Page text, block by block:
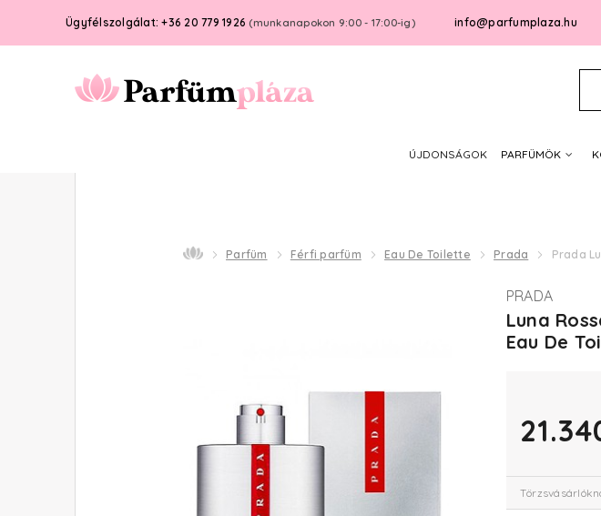
Ügyfélszolgálat: +36 20 779 1926 (munkanapokon 9:00 - 17:00-ig) info@parfumplaza.hu
ÚJDONSÁGOK PARFÜMÖK
Parfüm Férfi parfüm Eau De Toilette Prada Prada
PRADA
Luna
Eau De